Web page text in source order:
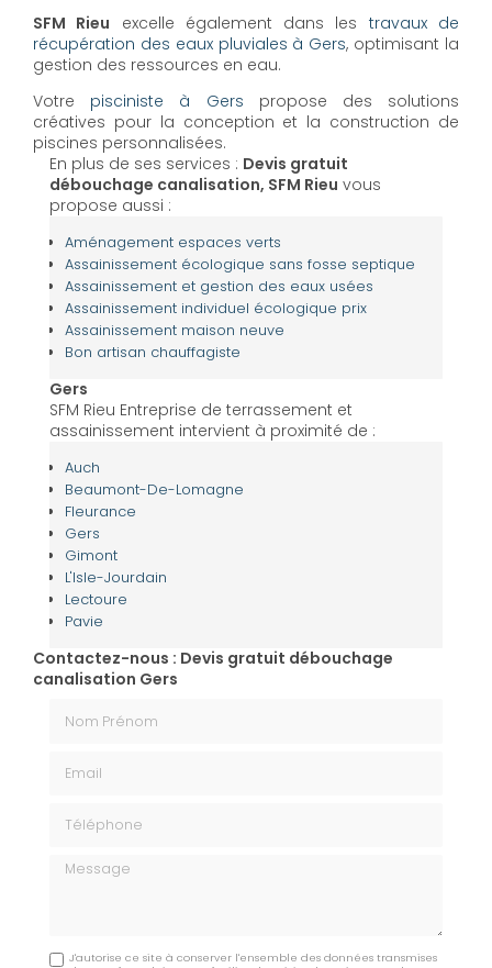
SFM Rieu excelle également dans les travaux de
récupération des eaux pluviales à Gers, optimisant la
gestion des ressources en eau.
Votre pisciniste à Gers propose des solutions
créatives pour la conception et la construction de
piscines personnalisées.
En plus de ses services : Devis gratuit
débouchage canalisation, SFM Rieu vous
propose aussi :
Aménagement espaces verts
Assainissement écologique sans fosse septique
Assainissement et gestion des eaux usées
Assainissement individuel écologique prix
Assainissement maison neuve
Bon artisan chauffagiste
Gers
SFM Rieu Entreprise de terrassement et
assainissement intervient à proximité de :
Auch
Beaumont-De-Lomagne
Fleurance
Gers
Gimont
L'Isle-Jourdain
Lectoure
Pavie
Contactez-nous : Devis gratuit débouchage
canalisation Gers
Message
J'autorise ce site à conserver l'ensemble des données transmises